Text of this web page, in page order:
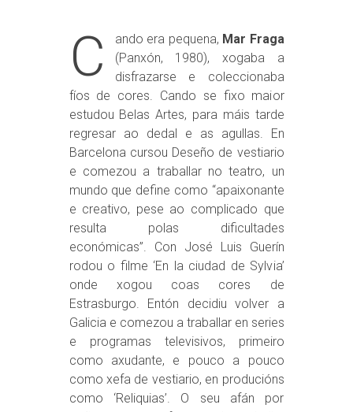
C ando era pequena, Mar Fraga
(Panxón, 1980), xogaba a
disfrazarse e coleccionaba
fíos de cores. Cando se fixo maior
estudou Belas Artes, para máis tarde
regresar ao dedal e as agullas. En
Barcelona cursou Deseño de vestiario
e comezou a traballar no teatro, un
mundo que define como “apaixonante
e creativo, pese ao complicado que
resulta polas dificultades
económicas”. Con José Luis Guerín
rodou o filme ‘En la ciudad de Sylvia’
onde xogou coas cores de
Estrasburgo. Entón decidiu volver a
Galicia e comezou a traballar en series
e programas televisivos, primeiro
como axudante, e pouco a pouco
como xefa de vestiario, en producións
como ‘Reliquias’. O seu afán por